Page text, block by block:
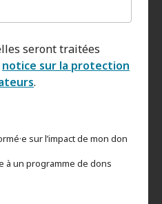
seront traitées
notice sur la protection
.
sur l’impact de mon don
à un programme de dons